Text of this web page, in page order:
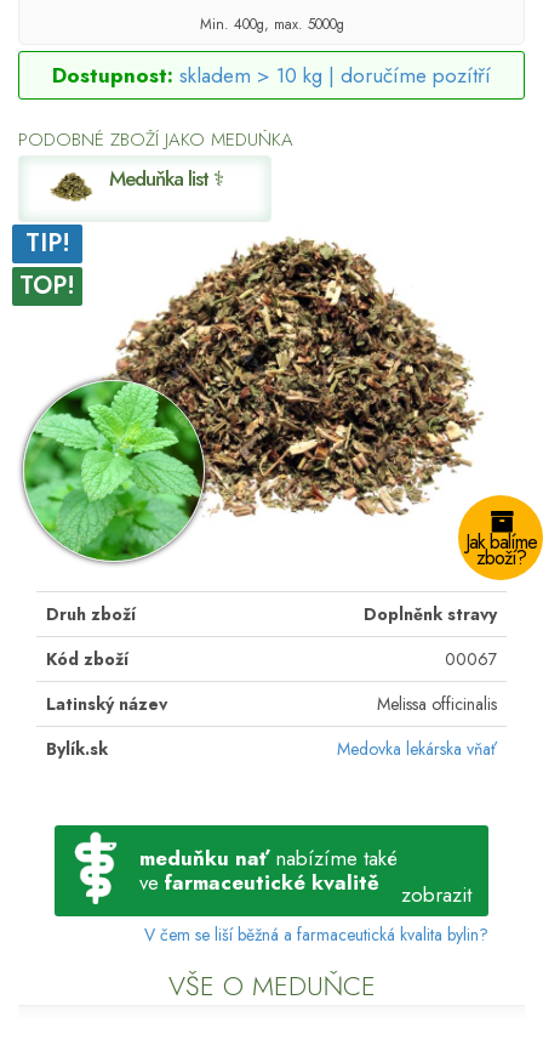
Min. 400g, max. 5000g
Dostupnost: skladem > 10 kg | doručíme pozítří
PODOBNÉ ZBOŽÍ JAKO MEDUŇKA
Meduňka list ⚕
TIP!
TOP!
Jak balíme
zboží?
Druh zboží
Doplněnk stravy
Kód zboží
00067
Latinský název
Melissa officinalis
Bylík.sk
Medovka lekárska vňať
meduňku naťnabízíme také
ve farmaceutické kvalitě zobrazit
V čem se liší běžná a farmaceutická kvalita bylin?
VŠE O MEDUŇCE